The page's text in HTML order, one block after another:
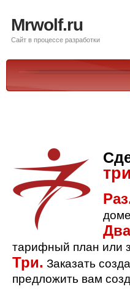
Mrwolf.ru
Сайт в процессе разработки
тарифный план или
Три. Заказать
предложить вам